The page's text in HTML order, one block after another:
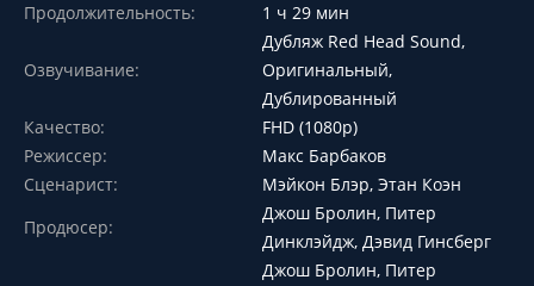
Продолжительность:
1 ч 29 мин
Озвучивание:
Дубляж Red Head Sound,
Оригинальный,
Дублированный
Качество:
FHD (1080p)
Режиссер:
Макс Барбаков
Сценарист:
Мэйкон Блэр, Этан Коэн
Продюсер:
Джош Бролин, Питер
Динклэйдж, Дэвид Гинсберг
Джош Бролин, Питер